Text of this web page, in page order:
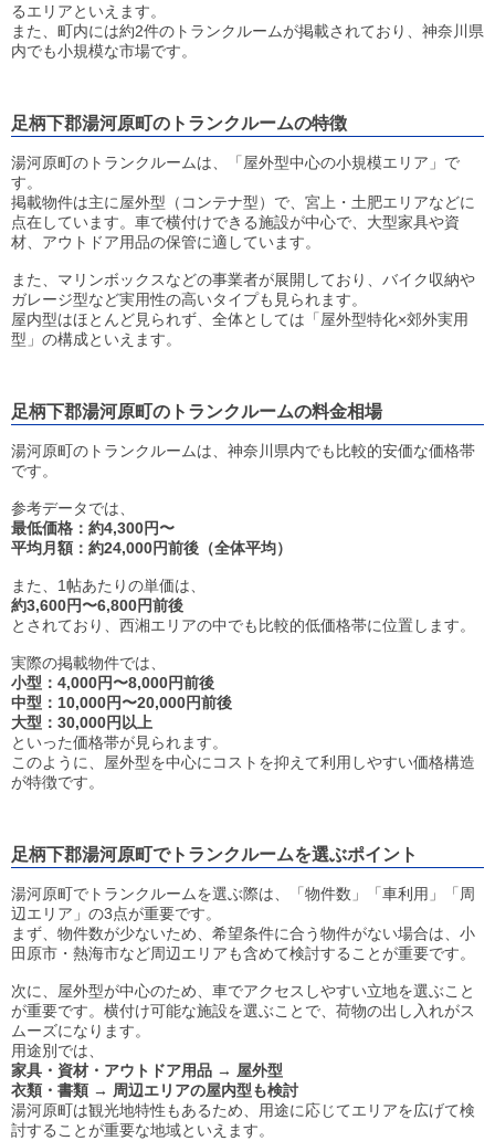
るエリアといえます。
また、町内には約2件のトランクルームが掲載されており、神奈川県
内でも小規模な市場です。
足柄下郡湯河原町のトランクルームの特徴
湯河原町のトランクルームは、「屋外型中心の小規模エリア」で
す。
掲載物件は主に屋外型（コンテナ型）で、宮上・土肥エリアなどに
点在しています。車で横付けできる施設が中心で、大型家具や資
材、アウトドア用品の保管に適しています。
また、マリンボックスなどの事業者が展開しており、バイク収納や
ガレージ型など実用性の高いタイプも見られます。
屋内型はほとんど見られず、全体としては「屋外型特化×郊外実用
型」の構成といえます。
足柄下郡湯河原町のトランクルームの料金相場
湯河原町のトランクルームは、神奈川県内でも比較的安価な価格帯
です。
参考データでは、
最低価格：約4,300円〜
平均月額：約24,000円前後（全体平均）
また、1帖あたりの単価は、
約3,600円〜6,800円前後
とされており、西湘エリアの中でも比較的低価格帯に位置します。
実際の掲載物件では、
小型：4,000円〜8,000円前後
中型：10,000円〜20,000円前後
大型：30,000円以上
といった価格帯が見られます。
このように、屋外型を中心にコストを抑えて利用しやすい価格構造
が特徴です。
足柄下郡湯河原町でトランクルームを選ぶポイント
湯河原町でトランクルームを選ぶ際は、「物件数」「車利用」「周
辺エリア」の3点が重要です。
まず、物件数が少ないため、希望条件に合う物件がない場合は、小
田原市・熱海市など周辺エリアも含めて検討することが重要です。
次に、屋外型が中心のため、車でアクセスしやすい立地を選ぶこと
が重要です。横付け可能な施設を選ぶことで、荷物の出し入れがス
ムーズになります。
用途別では、
家具・資材・アウトドア用品 → 屋外型
衣類・書類 → 周辺エリアの屋内型も検討
湯河原町は観光地特性もあるため、用途に応じてエリアを広げて検
討することが重要な地域といえます。